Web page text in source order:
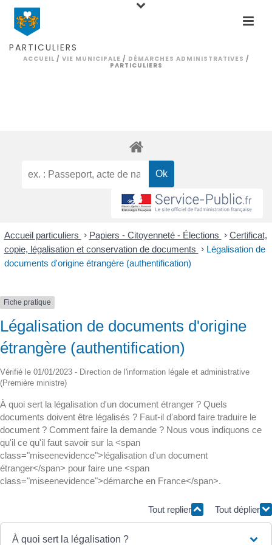
PARTICULIERS
ACCUEIL / VIE MUNICIPALE / DÉMARCHES ADMINISTRATIVES /
PARTICULIERS
Accueil particuliers > Papiers - Citoyenneté - Élections > Certificat,
copie, légalisation et conservation de documents > Légalisation de
documents d'origine étrangère (authentification)
Fiche pratique
Légalisation de documents d'origine
étrangère (authentification)
Vérifié le 01/01/2023 - Direction de l'information légale et administrative
(Première ministre)
À quoi sert la légalisation d'un document étranger ? Quels
documents doivent être légalisés ? Faut-il d'abord faire traduire le
document ? Comment faire la demande ? Nous vous indiquons ce
qu'il ce qu'il faut savoir sur la <span
class="miseenevidence">légalisation d'un document
étranger</span> pour faire une <span
class="miseenevidence">démarche en France</span>.
Tout replier Tout déplier
À quoi sert la légalisation ?